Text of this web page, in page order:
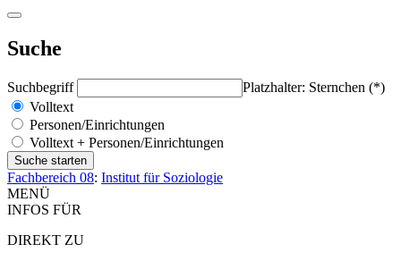
Suche
Suchbegriff
Platzhalter: Sternchen (*)
Volltext
Personen/Einrichtungen
Volltext + Personen/Einrichtungen
Fachbereich 08: Institut für Soziologie
MENÜ
INFOS FÜR
DIREKT ZU